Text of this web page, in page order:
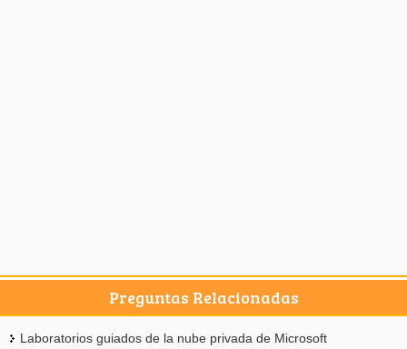
Preguntas Relacionadas
Laboratorios guiados de la nube privada de Microsoft